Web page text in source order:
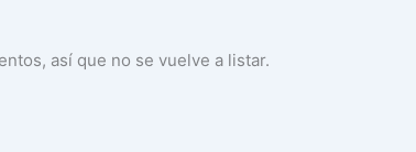
así que no se vuelve a listar.